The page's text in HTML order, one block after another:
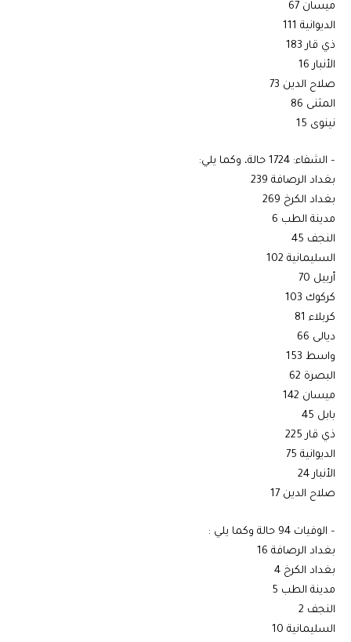
ميسان 67
الديوانية 111
ذي قار 183
الأنبار 16
صلاح الدين 73
المثنى 86
نينوى 15
– الشفاء: 1724 حالة، وكما يلي:
بغداد الرصافة 239
بغداد الكرخ 269
مدينة الطب 6
النجف 45
السليمانية 102
أربيل 70
كركوك 103
كربلاء 81
ديالى 66
واسط 153
البصرة 62
ميسان 142
بابل 45
ذي قار 225
الديوانية 75
الأنبار 24
صلاح الدين 17
– الوفيات 94 حالة وكما يلي :
بغداد الرصافة 16
بغداد الكرخ 4
مدينة الطب 5
النجف 2
السليمانية 10